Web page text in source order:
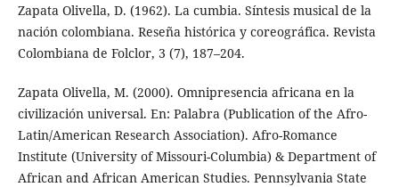
Zapata Olivella, D. (1962). La cumbia. Síntesis musical de la
nación colombiana. Reseña histórica y coreográfica. Revista
Colombiana de Folclor, 3 (7), 187–204.
Zapata Olivella, M. (2000). Omnipresencia africana en la
civilización universal. En: Palabra (Publication of the Afro-
Latin/American Research Association). Afro-Romance
Institute (University of Missouri-Columbia) & Department of
African and African American Studies. Pennsylvania State